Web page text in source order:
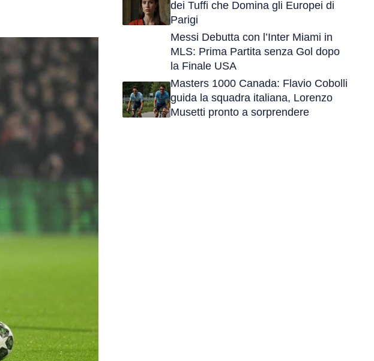
dei Tuffi che Domina gli Europei di
Parigi
Messi Debutta con l’Inter Miami in
MLS: Prima Partita senza Gol dopo
la Finale USA
Masters 1000 Canada: Flavio Cobolli
guida la squadra italiana, Lorenzo
Musetti pronto a sorprendere